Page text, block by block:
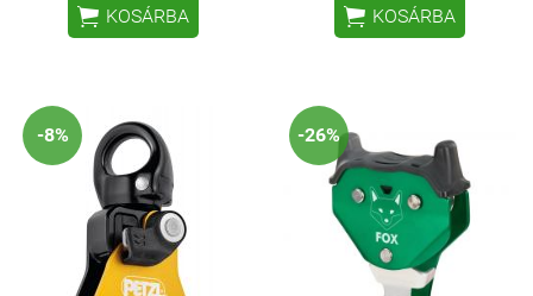
 KOSÁRBA  KOSÁRBA
-8% -26%